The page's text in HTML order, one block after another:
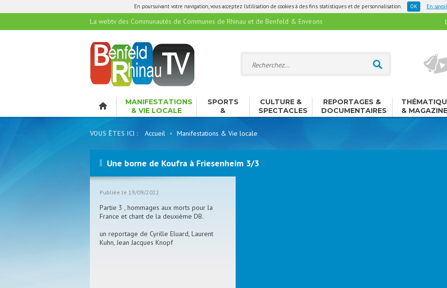
En poursuivant votre navigation, vous acceptez l'utilisation de cookies à des fins statistiques et de personnalisation. En
La webtv des Communautés de Communes de Rhinau et de Benfeld & Environs
MANIFESTATIONS
& VIE LOCALE
SPORTS
&
LOISIRS
CULTURE &
SPECTACLES
REPORTAGES &
DOCUMENTAIRES
&
VOUS ÊTES ICI : Accueil Manifestations & Vie locale
Une borne de Koufra à Friesenheim 3/3
Publiée le 19/09/2022
Partie 3 , hommages aux morts pour la
France et chant de la deuxième DB.
un reportage de Cyrille Eluard, Laurent
Kuhn, Jean Jacques Knopf